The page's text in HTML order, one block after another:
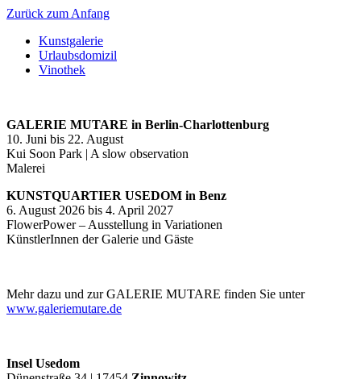
Zurück zum Anfang
Kunstgalerie
Urlaubsdomizil
Vinothek
GALERIE MUTARE in Berlin-Charlottenburg
10. Juni bis 22. August
Kui Soon Park | A slow observation
Malerei
KUNSTQUARTIER USEDOM in Benz
6. August 2026 bis 4. April 2027
FlowerPower – Ausstellung in Variationen
KünstlerInnen der Galerie und Gäste
Mehr dazu und zur GALERIE MUTARE finden Sie unter
www.galeriemutare.de
Insel Usedom